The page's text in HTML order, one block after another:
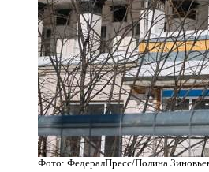
Фото: ФедералПресс/Полина